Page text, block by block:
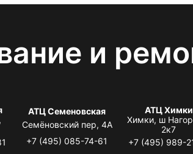
и
АТЦ Семеновская
Семёновский пер, 4А
+7 (495) 085-74-61
АТЦ Химки
Химки, ш
2к7
+7 (495) 989-